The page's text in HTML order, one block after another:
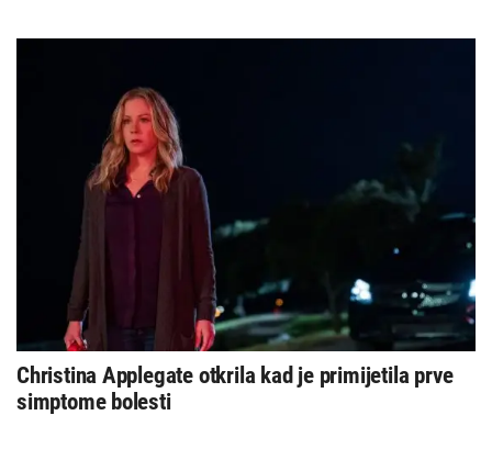
Christina Applegate otkrila kad je primijetila prve
simptome bolesti